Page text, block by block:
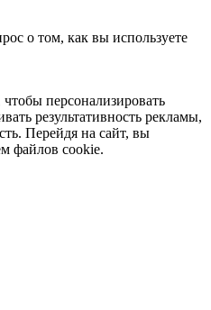
о том, как вы используете
персонализировать
результативность рекламы,
Перейдя на сайт, вы
файлов cookie.